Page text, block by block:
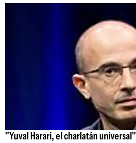
"Yuval Harari, el charlatán universal"